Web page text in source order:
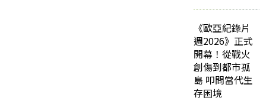
《歐亞紀錄片
週2026》正式
開幕！從戰火
創傷到都市孤
島 叩問當代生
存困境